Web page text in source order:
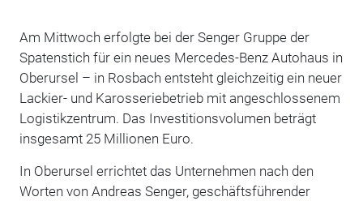
Am Mittwoch erfolgte bei der Senger Gruppe der
Spatenstich für ein neues Mercedes-Benz Autohaus in
Oberursel – in Rosbach entsteht gleichzeitig ein neuer
Lackier- und Karosseriebetrieb mit angeschlossenem
Logistikzentrum. Das Investitionsvolumen beträgt
insgesamt 25 Millionen Euro.
In Oberursel errichtet das Unternehmen nach den
Worten von Andreas Senger, geschäftsführender